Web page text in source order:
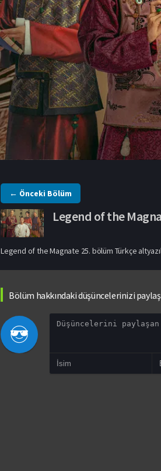
← Önceki Bölüm
Legend of the
Legend of the Magnate 25. bölüm Türkçe
Bölüm hakkındaki düşüncelerinizi